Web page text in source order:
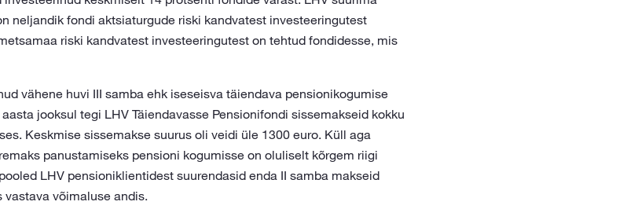
neljandik fondi aktsiaturgude riski kandvatest investeeringutest
riski kandvatest investeeringutest on tehtud fondidesse, mis
vähene huvi III samba ehk iseseisva täiendava pensionikogumise
jooksul tegi LHV Täiendavasse Pensionifondi sissemakseid kokku
Keskmise sissemakse suurus oli veidi üle 1300 euro. Küll aga
panustamiseks pensioni kogumisse on oluliselt kõrgem riigi
LHV pensioniklientidest suurendasid enda II samba makseid
võimaluse andis.